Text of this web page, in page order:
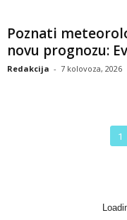
Poznati
novu prognozu:
Redakcija - 7 kolovoza, 2026
1